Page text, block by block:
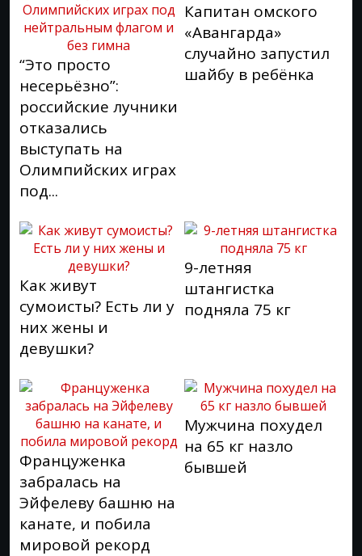
“Это просто
несерьёзно”:
российские лучники
отказались
выступать на
Олимпийских играх
под...
Капитан омского
«Авангарда»
случайно запустил
шайбу в ребёнка
Как живут
сумоисты? Есть ли у
них жены и
девушки?
9-летняя
штангистка
подняла 75 кг
Француженка
забралась на
Эйфелеву башню на
канате, и побила
мировой рекорд
Мужчина похудел
на 65 кг назло
бывшей